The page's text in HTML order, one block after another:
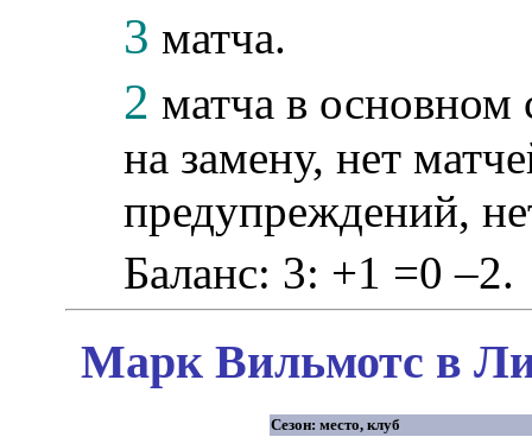
3 матча.
2 матча в основном
на замену, нет
предупреждений,
Баланс: 3: +1 =0 –2.
Марк Вильмотс в
Сезон: место, клуб